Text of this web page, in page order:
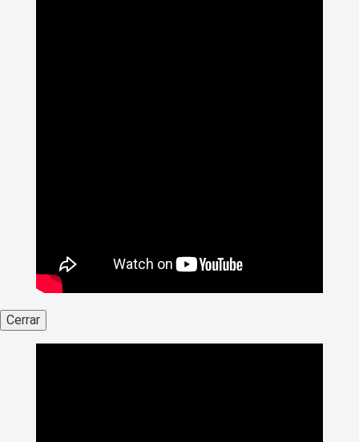
Cerrar